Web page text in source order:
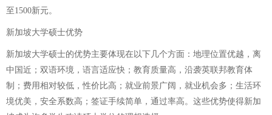
至1500新元。
新加坡大学硕士优势
新加坡大学硕士的优势主要体现在以下几个方面：地理位置优越，离
中国近；双语环境，语言适应快；教育质量高，沿袭英联邦教育体
制；费用相对较低，性价比高；就业前景广阔，就业机会多；生活环
境优美，安全系数高；签证手续简单，通过率高。这些优势使得新加